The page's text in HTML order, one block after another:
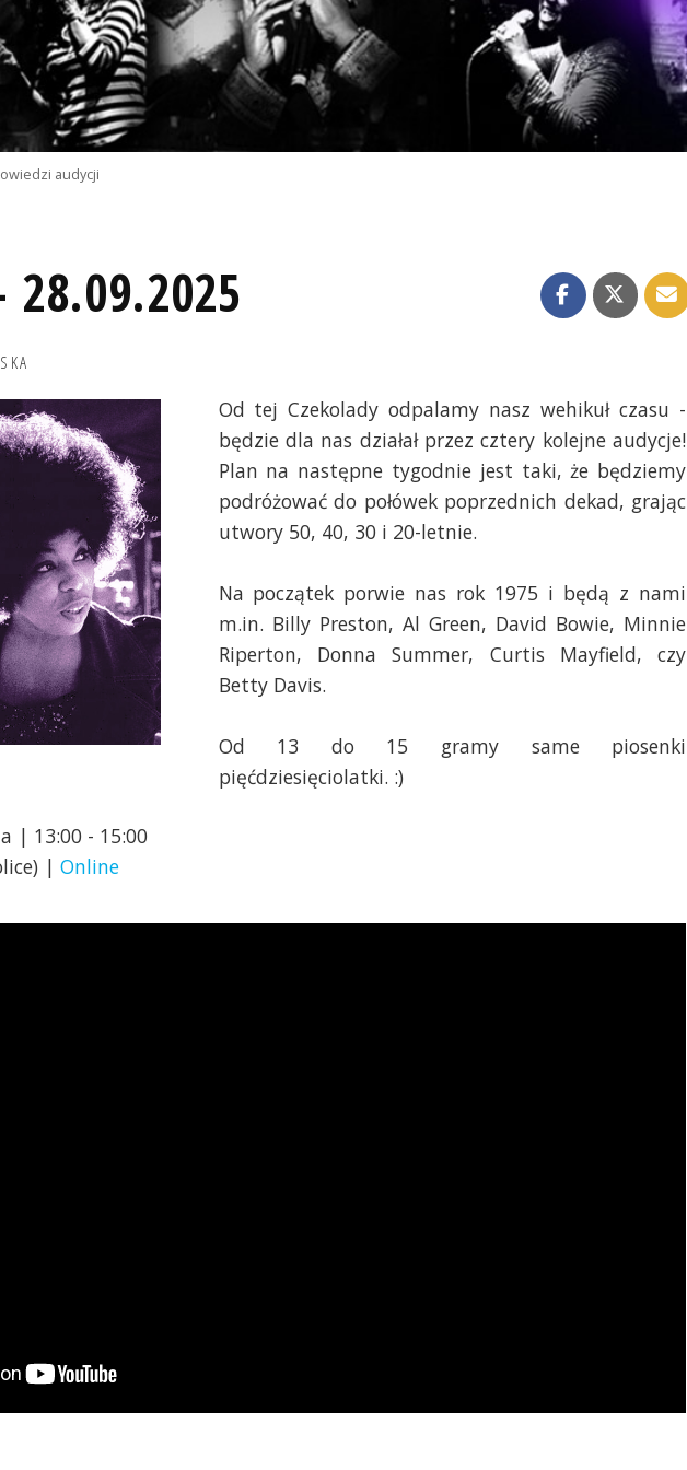
audycji
28.09.2025
Od tej Czekolady odpalamy nasz wehikuł czasu -
będzie dla nas działał przez cztery kolejne audycje!
Plan na następne tygodnie jest taki, że będziemy
podróżować do połówek poprzednich dekad, grając
utwory 50, 40, 30 i 20-letnie.
Na początek porwie nas rok 1975 i będą z nami
m.in. Billy Preston, Al Green, David Bowie, Minnie
Riperton, Donna Summer, Curtis Mayfield, czy
Betty Davis.
Od 13 do 15 gramy same piosenki
pięćdziesięciolatki. :)
| 13:00 - 15:00
| Online